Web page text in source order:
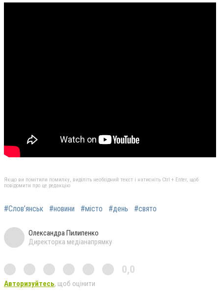
Якщо ви помітили помилку, виділіть необхідний текст і натисніть Ctrl + Enter, щоб
повідомити про це редакцію
#Слов’янськ #новини #місто #день #свято
Олександра Пилипенко
Директорка медіанапрямку
0,0
Авторизуйтесь, щоб оцінити